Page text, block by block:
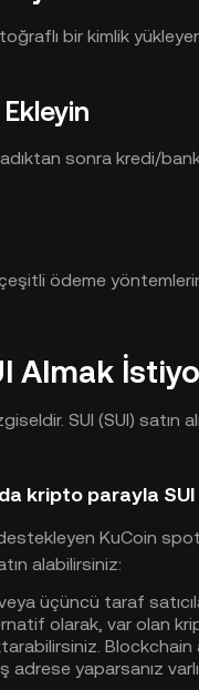
bir kimlik
sonra kredi/
ödeme
Almak
SUI (SUI) satın
kripto parayla SUI
KuCoin
alabilirsiniz:
üçüncü taraf
olarak, var olan
Blockchain
adrese yaparsanız